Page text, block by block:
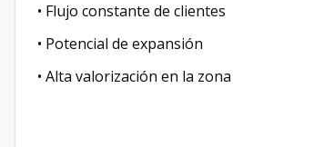
• Flujo constante de clientes
• Potencial de expansión
• Alta valorización en la zona